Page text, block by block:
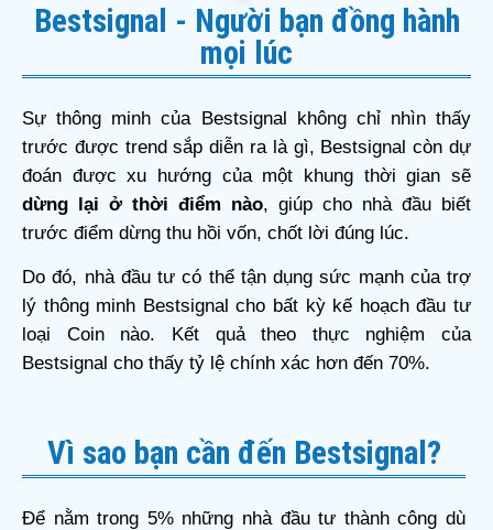
Bestsignal - Người bạn đồng hành
mọi lúc
Sự thông minh của Bestsignal không chỉ nhìn thấy
trước được trend sắp diễn ra là gì, Bestsignal còn dự
đoán được xu hướng của một khung thời gian sẽ
dừng lại ở thời điểm nào, giúp cho nhà đầu biết
trước điểm dừng thu hồi vốn, chốt lời đúng lúc.
Do đó, nhà đầu tư có thể tận dụng sức mạnh của trợ
lý thông minh Bestsignal cho bất kỳ kế hoạch đầu tư
loại Coin nào. Kết quả theo thực nghiệm của
Bestsignal cho thấy tỷ lệ chính xác hơn đến 70%.
Vì sao bạn cần đến Bestsignal?
Để nằm trong 5% những nhà đầu tư thành công dù